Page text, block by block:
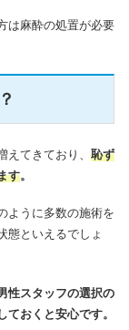
は麻酔の処置が必要
てきており、 恥ず
す。
ように多数の施術を
態といえるでしょ
性スタッフの選択の
おくと安心です。